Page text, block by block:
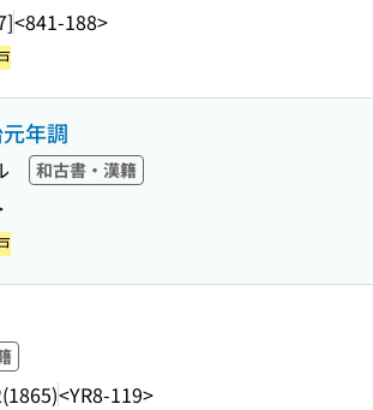
<841-188>
年調
和古書・漢籍
<YR8-119>